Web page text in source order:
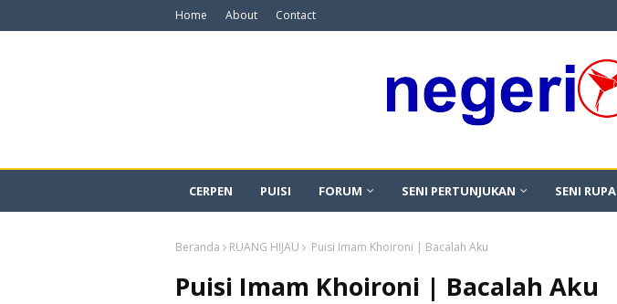
Home About Contact
CERPEN PUISI FORUM SENI PERTUNJUKAN SENI RUPA
Beranda RUANG HIJAU Puisi Imam Khoironi | Bacalah Aku
Puisi Imam Khoironi | Bacalah Aku